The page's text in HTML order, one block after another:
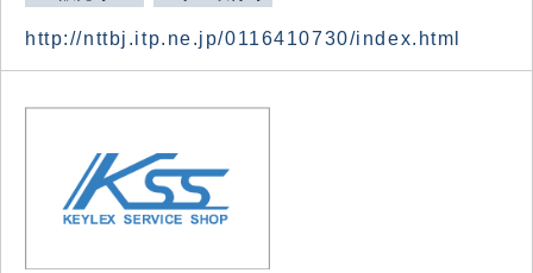
http://nttbj.itp.ne.jp/0116410730/index.html